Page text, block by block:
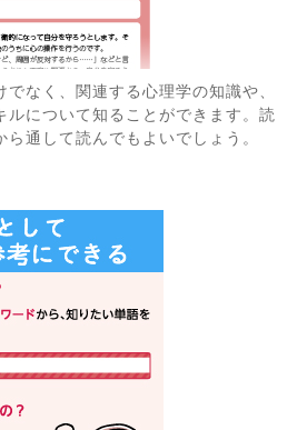
なく、関連する心理学の知識や、
ルについて知ることができます。読
通して読んでもよいでしょう。